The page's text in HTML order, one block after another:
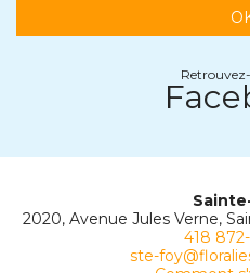
2020, Avenue Jules Verne,
418
ste-